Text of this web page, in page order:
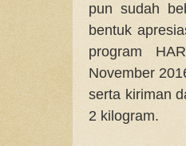
pun sudah
bentuk
program
November
serta kiriman
2 kilogram.